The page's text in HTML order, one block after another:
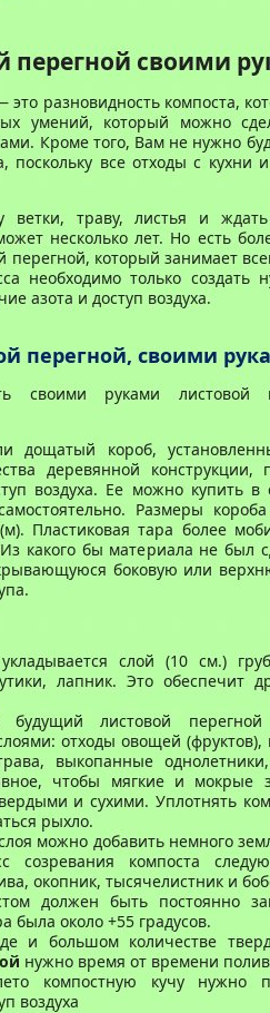
перегной своими
это разновидность компоста,
умений, который можно
Кроме того, Вам не нужно
поскольку все отходы с кухни
ветки, траву, листья и
несколько лет. Но есть
перегной, который занимает
необходимо только создать
азота и доступ воздуха.
перегной, своими
своими руками листовой
дощатый короб,
деревянной конструкции,
воздуха. Ее можно купить в
Размеры
Пластиковая тара более
какого бы материала не был
боковую или
слой (10 см.)
лапник. Это обеспечит
листовой перегной
отходы овощей (фруктов),
выкопанные
чтобы мягкие и мокрые
и сухими. Уплотнять
рыхло.
можно добавить немного
созревания компоста
окопник, тысячелистник и
должен быть постоянно
была около +55 градусов.
и большом количестве
нужно время от времени
компостную кучу нужно
воздуха